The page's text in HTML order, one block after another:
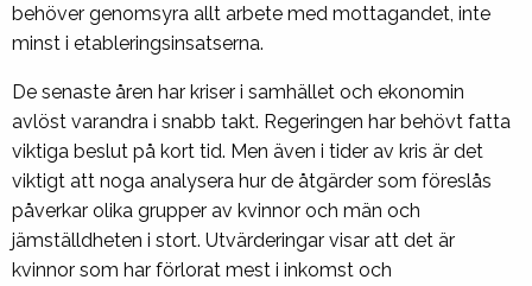
behöver genomsyra allt arbete med mottagandet, inte
minst i etableringsinsatserna.
De senaste åren har kriser i samhället och ekonomin
avlöst varandra i snabb takt. Regeringen har behövt fatta
viktiga beslut på kort tid. Men även i tider av kris är det
viktigt att noga analysera hur de åtgärder som föreslås
påverkar olika grupper av kvinnor och män och
jämställdheten i stort. Utvärderingar visar att det är
kvinnor som har förlorat mest i inkomst och